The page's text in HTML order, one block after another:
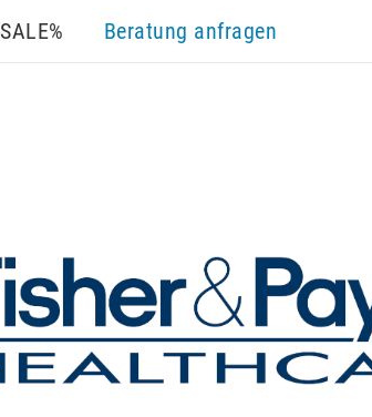
Beratung anfragen